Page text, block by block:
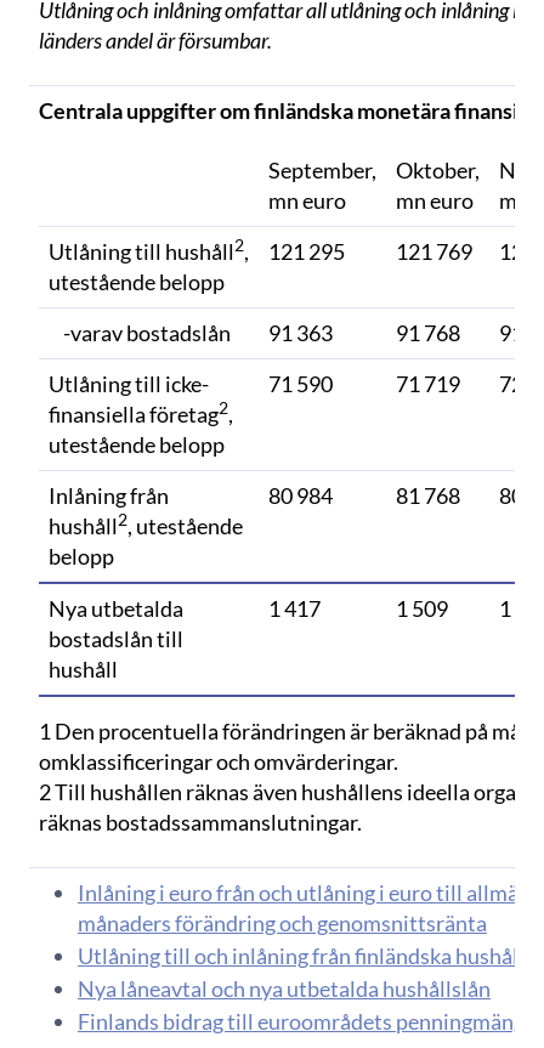
Utlåning och inlåning omfattar all utlåning och inlåning i
länders andel är försumbar.
Centrala uppgifter om finländska monetära
September,
mn euro
Oktober,
mn euro
mn
Utlåning till hushåll2,
utestående belopp
121 295 121 769 121
-varav bostadslån 91 363 91 768
91
Utlåning till icke-
finansiella företag2,
utestående belopp
71 590 71 719 72
Inlåning från
hushåll2, utestående
belopp
80 984 81 768 80
Nya utbetalda
bostadslån till
hushåll
1 417 1 509 1
1 Den procentuella förändringen är beräknad på
omklassificeringar och omvärderingar.
2 Till hushållen räknas även hushållens ideella
räknas bostadssammanslutningar.
Inlåning i euro från och utlåning i euro till
månaders förändring och genomsnittsränta
Utlåning till och inlåning från finländska hushåll i
Nya låneavtal och nya utbetalda hushållslån
Finlands bidrag till euroområdets